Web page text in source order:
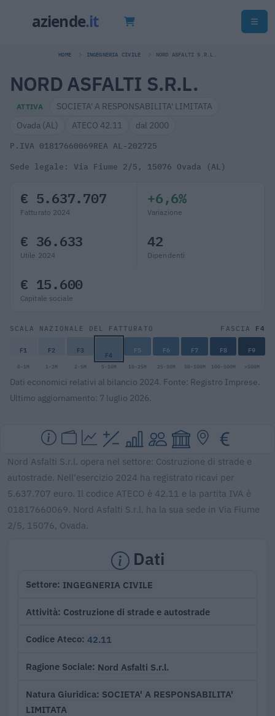
HOME INGEGNERIA CIVILE NORD ASFALTI S.R.L.
NORD ASFALTI S.R.L.
ATTIVA
SOCIETA' A RESPONSABILITA' LIMITATA
Ovada (AL)
ATECO 42.11 dal 2000
P.IVA 01817660069REA AL-202725
Sede legale: Via Fiume 2/5, 15076 Ovada (AL)
€ 5.637.707
Fatturato 2024
+6,6%
Variazione
€ 36.633
Utile 2024
42
Dipendenti
€ 15.600
Capitale sociale
SCALA NAZIONALE DEL FATTURATO FASCIA F4
F1 F2 F3 F4 F5 F6 F7 F8 F9
0-1M 1-2M 2-5M 5-10M 10-25M 25-50M 50-100M 100-500M >500M
Dati economici relativi al bilancio 2024. Fonte: Registro Imprese.
Ultimo aggiornamento: 7 luglio 2026.
Nord Asfalti S.r.l. opera nel settore: Costruzione di strade e
autostrade. Nell'esercizio 2024 ha registrato ricavi per
5.637.707 euro. Il codice ATECO è 42.11 e la partita IVA è
01817660069. Nord Asfalti S.r.l. ha la sua sede in Via Fiume
2/5, 15076, Ovada.
Dati
Settore INGEGNERIA CIVILE
Attività Costruzione di strade e autostrade
Codice Ateco 42.11
Ragione Sociale Nord Asfalti S.r.l.
Natura Giuridica SOCIETA' A RESPONSABILITA'
LIMITATA